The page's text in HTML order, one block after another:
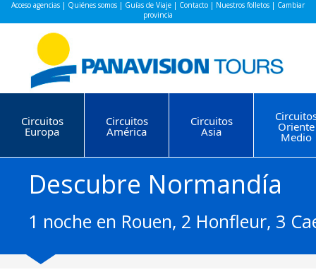
Acceso agencias | Quiénes somos | Guías de Viaje | Contacto | Nuestros folletos | Cambiar
provincia
Circuitos
Europa
Circuitos
América
Circuitos
Asia Oriente
Medio
Descubre Normandía
1 noche en Rouen, 2 Honfleur, 3